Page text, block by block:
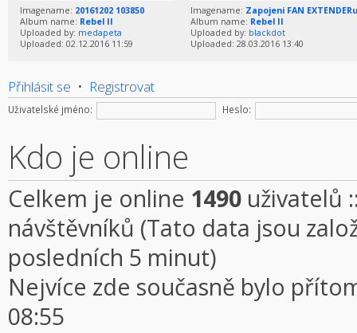
Imagename: 20161202 103850
Album name: Rebel II
Uploaded by: medapeta
Uploaded: 02.12.2016 11:59
Imagename: Zapojeni FAN EXTENDERu
Album name: Rebel II
Uploaded by: blackdot
Uploaded: 28.03.2016 13:40
Přihlásit se • Registrovat
Uživatelské jméno: Heslo:
Kdo je online
Celkem je online 1490 uživatelů
návštěvníků (Tato data jsou
posledních 5 minut)
Nejvíce zde současně bylo
08:55